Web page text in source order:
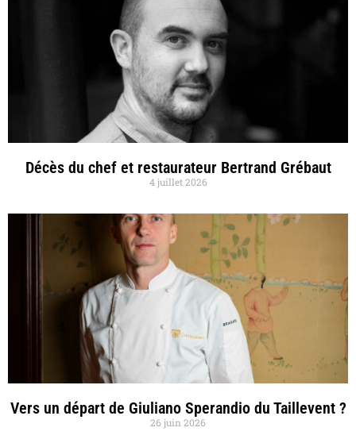
Décès du chef et restaurateur Bertrand Grébaut
4 juillet 2026
Vers un départ de Giuliano Sperandio du Taillevent ?
26 juin 2026